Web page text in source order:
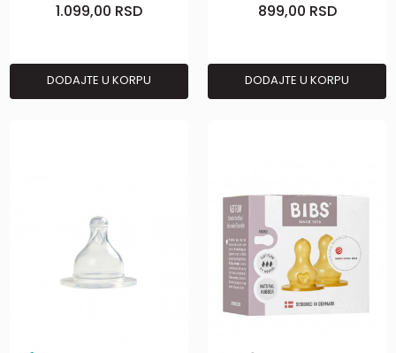
1.099,00 RSD
DODAJTE U KORPU
899,00 RSD
DODAJTE U KORPU